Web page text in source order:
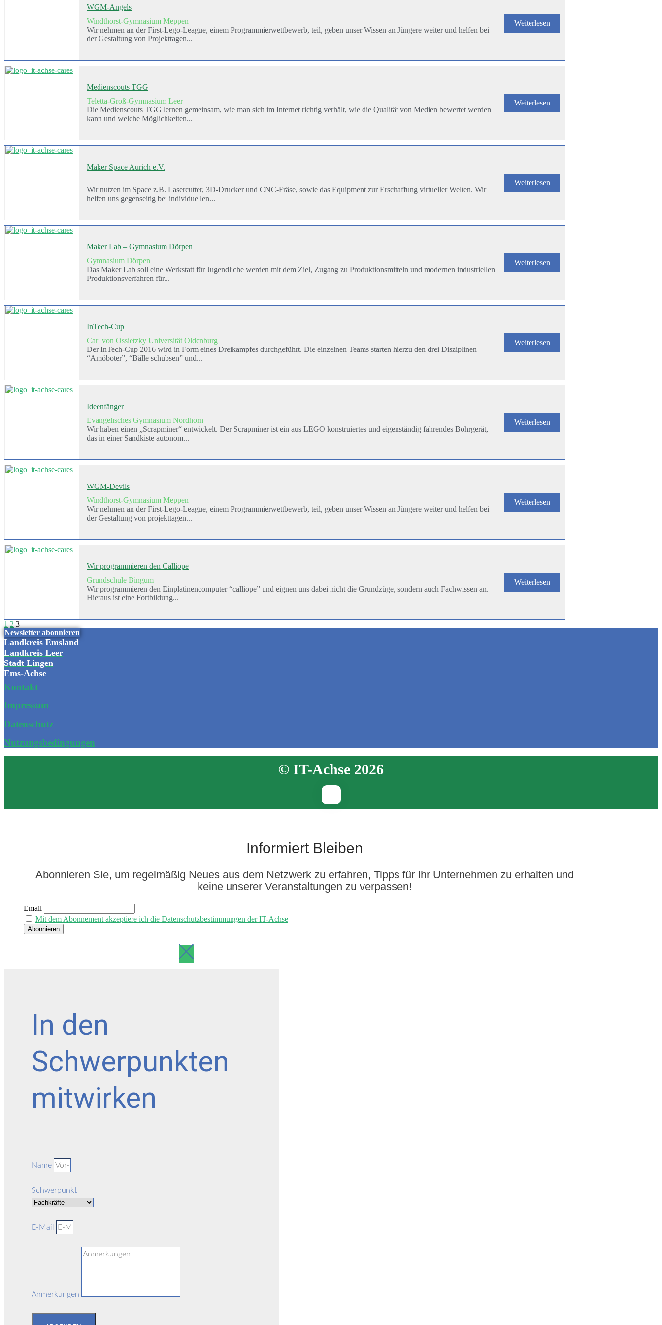
WGM-Angels
Windthorst-Gymnasium Meppen
Wir nehmen an der First-Lego-League, einem Programmierwettbewerb, teil, geben unser Wissen an Jüngere weiter und helfen bei
der Gestaltung von Projekttagen...
Weiterlesen
Medienscouts TGG
Teletta-Groß-Gymnasium Leer
Die Medienscouts TGG lernen gemeinsam, wie man sich im Internet richtig verhält, wie die Qualität von Medien bewertet werden
kann und welche Möglichkeiten...
Weiterlesen
Maker Space Aurich e.V.
Wir nutzen im Space z.B. Lasercutter, 3D-Drucker und CNC-Fräse, sowie das Equipment zur Erschaffung virtueller Welten. Wir
helfen uns gegenseitig bei individuellen...
Weiterlesen
Maker Lab – Gymnasium Dörpen
Gymnasium Dörpen
Das Maker Lab soll eine Werkstatt für Jugendliche werden mit dem Ziel, Zugang zu Produktionsmitteln und modernen industriellen
Produktionsverfahren für...
Weiterlesen
InTech-Cup
Carl von Ossietzky Universität Oldenburg
Der InTech-Cup 2016 wird in Form eines Dreikampfes durchgeführt. Die einzelnen Teams starten hierzu den drei Disziplinen
“Amöboter”, “Bälle schubsen” und...
Weiterlesen
Ideenfänger
Evangelisches Gymnasium Nordhorn
Wir haben einen „Scrapminer“ entwickelt. Der Scrapminer ist ein aus LEGO konstruiertes und eigenständig fahrendes Bohrgerät,
das in einer Sandkiste autonom...
Weiterlesen
WGM-Devils
Windthorst-Gymnasium Meppen
Wir nehmen an der First-Lego-League, einem Programmierwettbewerb, teil, geben unser Wissen an Jüngere weiter und helfen bei
der Gestaltung von projekttagen...
Weiterlesen
Wir programmieren den Calliope
Grundschule Bingum
Wir programmieren den Einplatinencomputer “calliope” und eignen uns dabei nicht die Grundzüge, sondern auch Fachwissen an.
Hieraus ist eine Fortbildung...
Weiterlesen
1 2 3
Newsletter abonnieren
Landkreis Emsland
Landkreis Leer
Stadt Lingen
Ems-Achse
Kontakt
Impressum
Datenschutz
Nutzungsbedingungen
© IT-Achse 2026
Informiert Bleiben
Abonnieren Sie, um regelmäßig Neues aus dem Netzwerk zu erfahren, Tipps für Ihr Unternehmen zu erhalten und
keine unserer Veranstaltungen zu verpassen!
Email
Mit dem Abonnement akzeptiere ich die Datenschutzbestimmungen der IT-Achse
In den
Schwerpunkten
mitwirken
Name
Schwerpunkt
E-Mail
Anmerkungen